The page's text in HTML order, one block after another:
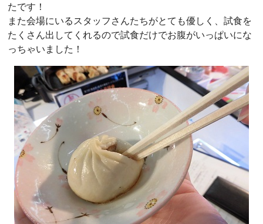
たです！
また会場にいるスタッフさんたちがとても優しく、試食を
たくさん出してくれるので試食だけでお腹がいっぱいにな
っちゃいました！